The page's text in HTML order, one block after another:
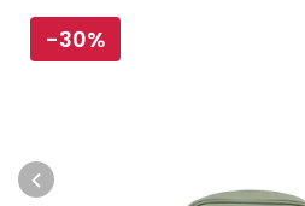
-30%